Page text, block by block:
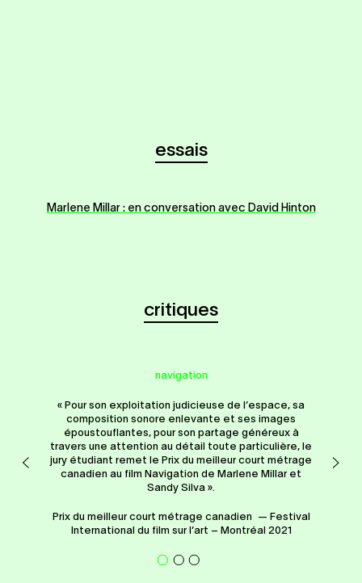
essais
Marlene Millar : en conversation avec David Hinton
critiques
navigation
« Pour son exploitation judicieuse de l’espace, sa
composition sonore enlevante et ses images
époustouflantes, pour son partage généreux à
travers une attention au détail toute particulière, le
jury étudiant remet le Prix du meilleur court métrage
canadien au film Navigation de Marlene Millar et
Sandy Silva ».
Prix du meilleur court métrage canadien — Festival
International du film sur l’art – Montréal 2021